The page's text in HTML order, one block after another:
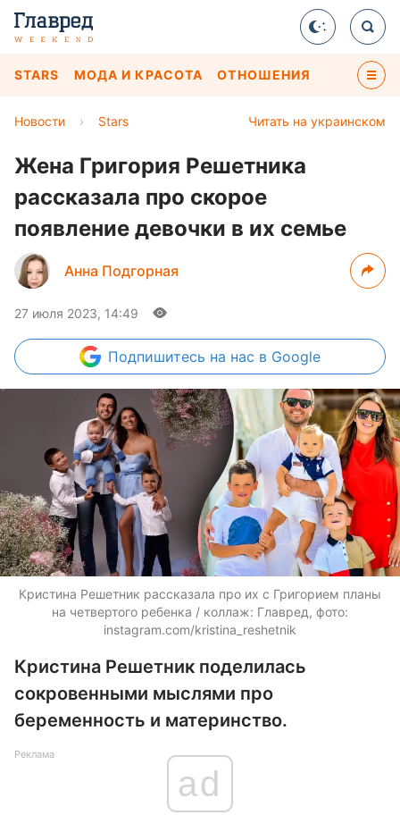
STARS МОДА И КРАСОТА ОТНОШЕНИЯ
Читать на украинском
Новости › Stars
Жена Григория Решетника
рассказала про скорое
появление девочки в их семье
Анна Подгорная
27 июля 2023, 14:49
Подпишитесь на нас в Google
Кристина Решетник рассказала про их с Григорием планы
на четвертого ребенка / коллаж: Главред, фото:
instagram.com/kristina_reshetnik
Кристина Решетник поделилась
сокровенными мыслями про
беременность и материнство.
Реклама
ad